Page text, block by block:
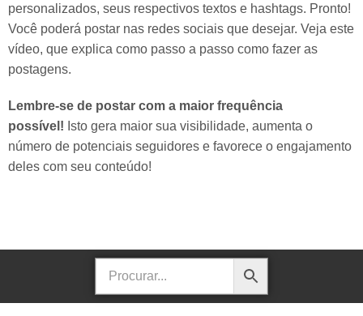
personalizados, seus respectivos textos e hashtags. Pronto!
Você poderá postar nas redes sociais que desejar. Veja este
vídeo, que explica como passo a passo como fazer as
postagens.
Lembre-se de postar com a maior frequência
possível! Isto gera maior sua visibilidade, aumenta o
número de potenciais seguidores e favorece o engajamento
deles com seu conteúdo!